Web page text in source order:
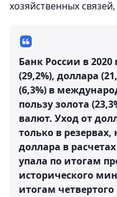
хозяйственных
Банк России в
(29,2%), доллара
(6,3%) в
пользу золота
валют. Уход от
только в резервах,
доллара в
упала по итогам
исторического
итогам четвертого